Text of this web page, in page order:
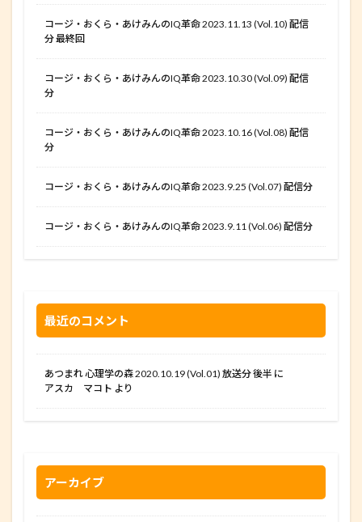
コージ・おくら・あけみんのIQ革命 2023.11.13 (Vol.10) 配信
分 最終回
コージ・おくら・あけみんのIQ革命 2023.10.30 (Vol.09) 配信
分
コージ・おくら・あけみんのIQ革命 2023.10.16 (Vol.08) 配信
分
コージ・おくら・あけみんのIQ革命 2023.9.25 (Vol.07) 配信分
コージ・おくら・あけみんのIQ革命 2023.9.11 (Vol.06) 配信分
最近のコメント
あつまれ 心理学の森 2020.10.19 (Vol.01) 放送分 後半 に
アスカ マコト より
アーカイブ